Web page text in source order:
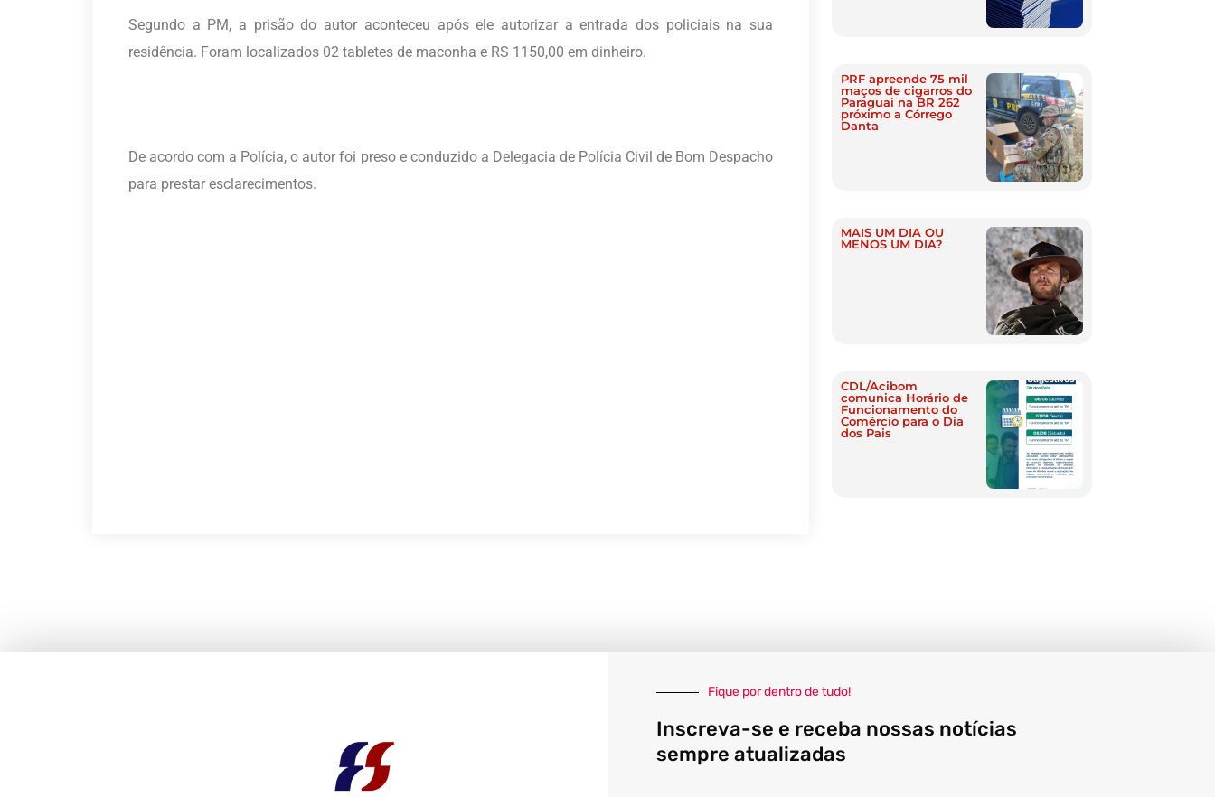
Segundo a PM, a prisão do autor aconteceu após ele autorizar a entrada dos policiais na sua
residência. Foram localizados 02 tabletes de maconha e RS 1150,00 em dinheiro.
De acordo com a Polícia, o autor foi preso e conduzido a Delegacia de Polícia Civil de Bom Despacho
para prestar esclarecimentos.
PRF apreende 75 mil
maços de cigarros do
Paraguai na BR 262
próximo a Córrego
Danta
MAIS UM DIA OU
MENOS UM DIA?
CDL/Acibom
comunica Horário de
Funcionamento do
Comércio para o Dia
dos Pais
Fique por dentro de tudo!
Inscreva-se e receba nossas notícias
sempre atualizadas